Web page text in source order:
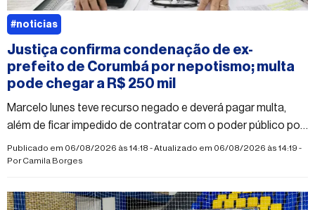
Justiça confirma condenação de ex-
prefeito de Corumbá por nepotismo; multa
pode chegar a R$ 250 mil
Marcelo Iunes teve recurso negado e deverá pagar multa,
além de ficar impedido de contratar com o poder público por
dois anos
Publicado em 06/08/2026 às 14:18 - Atualizado em 06/08/2026 às 14:19 -
PorCamila Borges
#noticias